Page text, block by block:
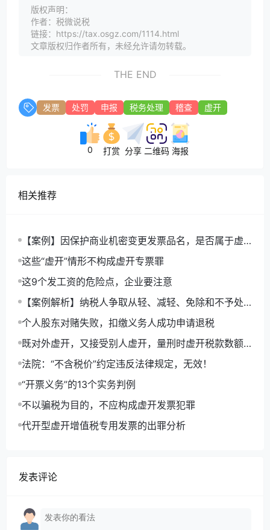
导致自身税款损失，故将茂远公司诉至法
院，请求法院判令茂远公司赔偿税款损失。
被告茂远公司辩称，虚开发票是因公司
司进行处罚。
现公司已按照相关法律规定及税务主管
法院经审理后认为，根据天泰公司提交
的证据材料及税务机关出具的处理决定，可
以认定天泰公司与茂远公司间存在买卖合同
关系，应属合法有效。
天泰公司支付合同款后，茂远公司开具
的增值税专用发票被税务机关认定为虚开，
导致天泰公司无法进行抵扣。
根据双方之间的买卖合同及货物贸易中
出卖方应开具真实有效的增值税专用发票的
已构成违约，应赔偿由此导致的天泰公司发
现天泰公司已根据税务机关下达的通知
版权声明：
作者：税微说税
链接：https://tax.osgz.com/1114.html
文章版权归作者所有，未经允许请勿转载。
THE END
发票 处罚 申报 税务处理 稽查 虚开
0 打赏 分享 二维码 海报
相关推荐
【案例】因保护商业机密变更发票品名，是否属于虚
开发票？是否构成犯罪？
这些“虚开”情形不构成虚开专票罪
这9个发工资的危险点，企业要注意
【案例解析】纳税人争取从轻、减轻、免除和不予处
罚的5个路径
个人股东对赌失败，扣缴义务人成功申请退税
既对外虚开，又接受别人虚开，量刑时虚开税款数额
怎么算？
法院：“不含税价”约定违反法律规定，无效！
“开票义务”的13个实务判例
不以骗税为目的，不应构成虚开发票犯罪
代开型虚开增值税专用发票的出罪分析
发表评论